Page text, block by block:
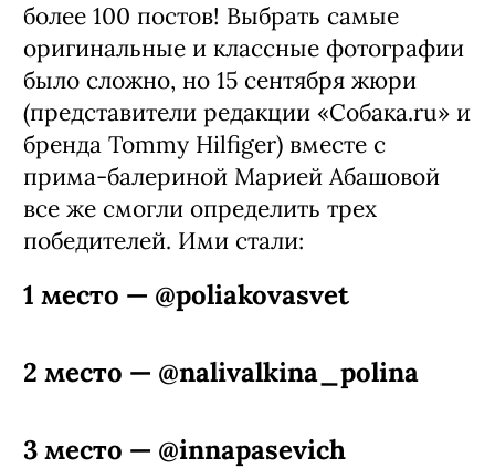
более 100 постов! Выбрать самые
оригинальные и классные фотографии
было сложно, но 15 сентября жюри
(представители редакции «Собака.ru» и
бренда Tommy Hilfiger) вместе с
прима-балериной Марией Абашовой
все же смогли определить трех
победителей. Ими стали:
1 место — @poliakovasvet
2 место — @nalivalkina_polina
3 место — @innapasevich